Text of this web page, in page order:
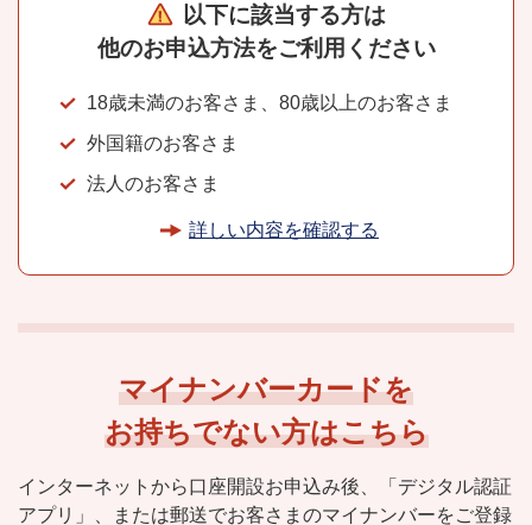
以下に該当する方は
他のお申込方法をご利用ください
18歳未満のお客さま、80歳以上のお客さま
外国籍のお客さま
法人のお客さま
詳しい内容を確認する
マイナンバーカードを
お持ちでない方はこちら
インターネットから口座開設お申込み後、
「デジタル認証
アプリ」、または郵送でお客さまのマイナンバーをご登録